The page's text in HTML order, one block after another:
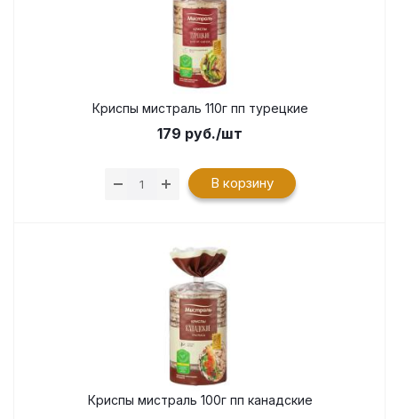
Криспы мистраль 110г пп турецкие
179 руб./шт
В корзину
Криспы мистраль 100г пп канадские